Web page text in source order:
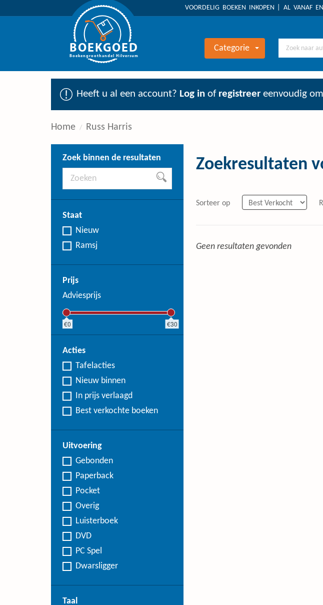
VOORDELIG BOEKEN INKOPEN AL VANAF
BOEKGOED
Boekengroothandel Hilversum
Categorie
Heeft u al een account? Log in of registreer eenvoudig
Home Russ Harris
Zoek binnen de resultaten
Staat
Nieuw
Ramsj
Prijs
Adviesprijs
0 30
Acties
Tafelacties
Nieuw binnen
In prijs verlaagd
Best verkochte boeken
Uitvoering
Gebonden
Paperback
Pocket
Overig
Luisterboek
DVD
PC Spel
Dwarsligger
Taal
Zoekresultaten
Sorteer op
Geen resultaten gevonden